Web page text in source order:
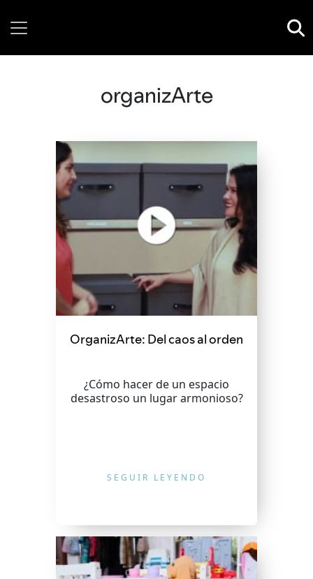
organizArte
OrganizArte: Del caos al orden
¿Cómo hacer de un espacio
desastroso un lugar armonioso?
SEGUIR LEYENDO